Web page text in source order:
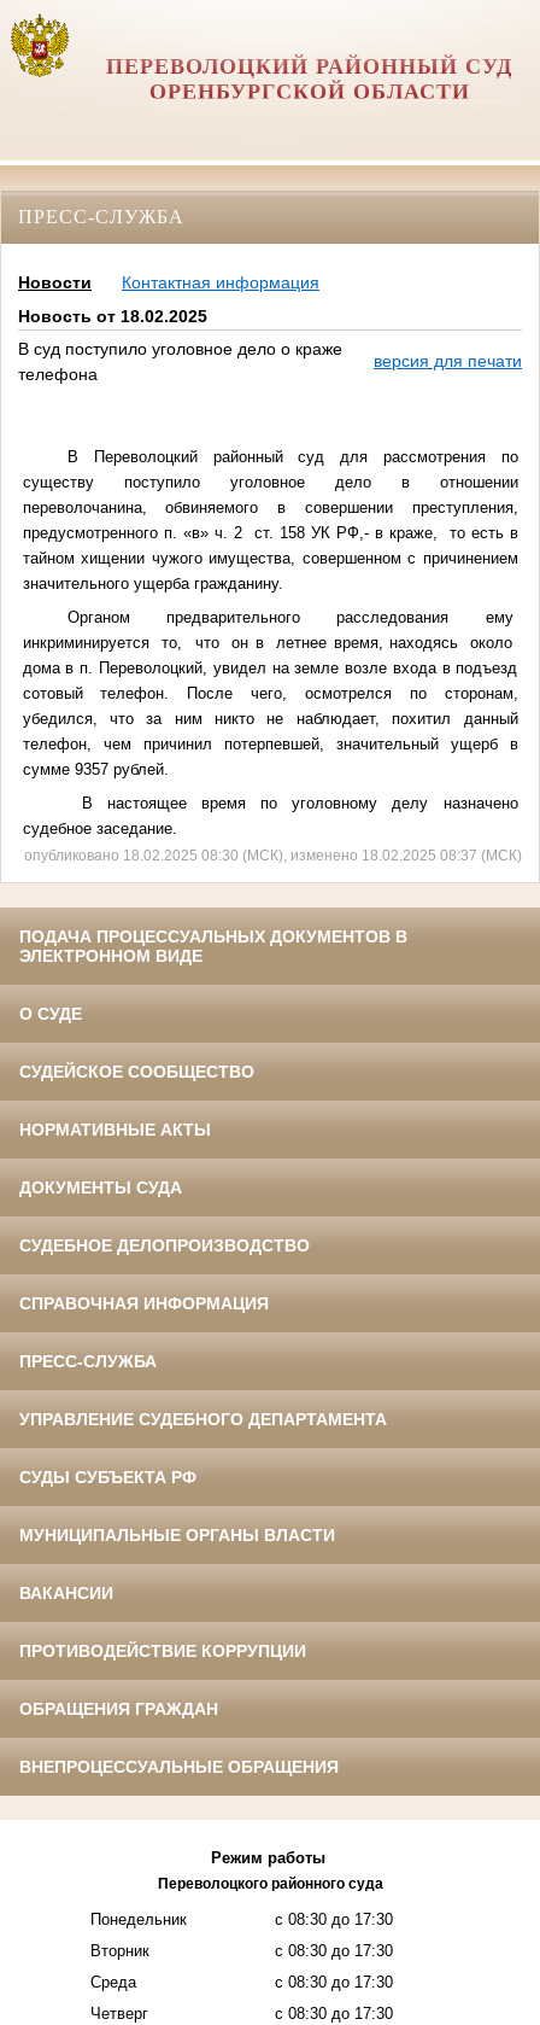
ПЕРЕВОЛОЦКИЙ РАЙОННЫЙ СУД
ОРЕНБУРГСКОЙ ОБЛАСТИ
ПРЕСС-СЛУЖБА
Новости
Контактная информация
Новость от 18.02.2025
В суд поступило уголовное дело о краже
телефона
версия для печати
В Переволоцкий районный суд для рассмотрения по
существу поступило уголовное дело в отношении
переволочанина, обвиняемого в совершении преступления,
предусмотренного п. «в» ч. 2 ст. 158 УК РФ,- в краже, то есть в
тайном хищении чужого имущества, совершенном с причинением
значительного ущерба гражданину.
Органом предварительного расследования ему
инкриминируется то, что он в летнее время, находясь около
дома в п. Переволоцкий, увидел на земле возле входа в подъезд
сотовый телефон. После чего, осмотрелся по сторонам,
убедился, что за ним никто не наблюдает, похитил данный
телефон, чем причинил потерпевшей, значительный ущерб в
сумме 9357 рублей.
В настоящее время по уголовному делу назначено
судебное заседание.
опубликовано 18.02.2025 08:30 (МСК), изменено 18.02.2025 08:37 (МСК)
ПОДАЧА ПРОЦЕССУАЛЬНЫХ ДОКУМЕНТОВ В
ЭЛЕКТРОННОМ ВИДЕ
О СУДЕ
СУДЕЙСКОЕ СООБЩЕСТВО
НОРМАТИВНЫЕ АКТЫ
ДОКУМЕНТЫ СУДА
СУДЕБНОЕ ДЕЛОПРОИЗВОДСТВО
СПРАВОЧНАЯ ИНФОРМАЦИЯ
ПРЕСС-СЛУЖБА
УПРАВЛЕНИЕ СУДЕБНОГО ДЕПАРТАМЕНТА
СУДЫ СУБЪЕКТА РФ
МУНИЦИПАЛЬНЫЕ ОРГАНЫ ВЛАСТИ
ВАКАНСИИ
ПРОТИВОДЕЙСТВИЕ КОРРУПЦИИ
ОБРАЩЕНИЯ ГРАЖДАН
ВНЕПРОЦЕССУАЛЬНЫЕ ОБРАЩЕНИЯ
Режим работы
Переволоцкого районного суда
Понедельник
с 08:30 до 17:30
Вторник
с 08:30 до 17:30
Среда
с 08:30 до 17:30
Четверг
с 08:30 до 17:30